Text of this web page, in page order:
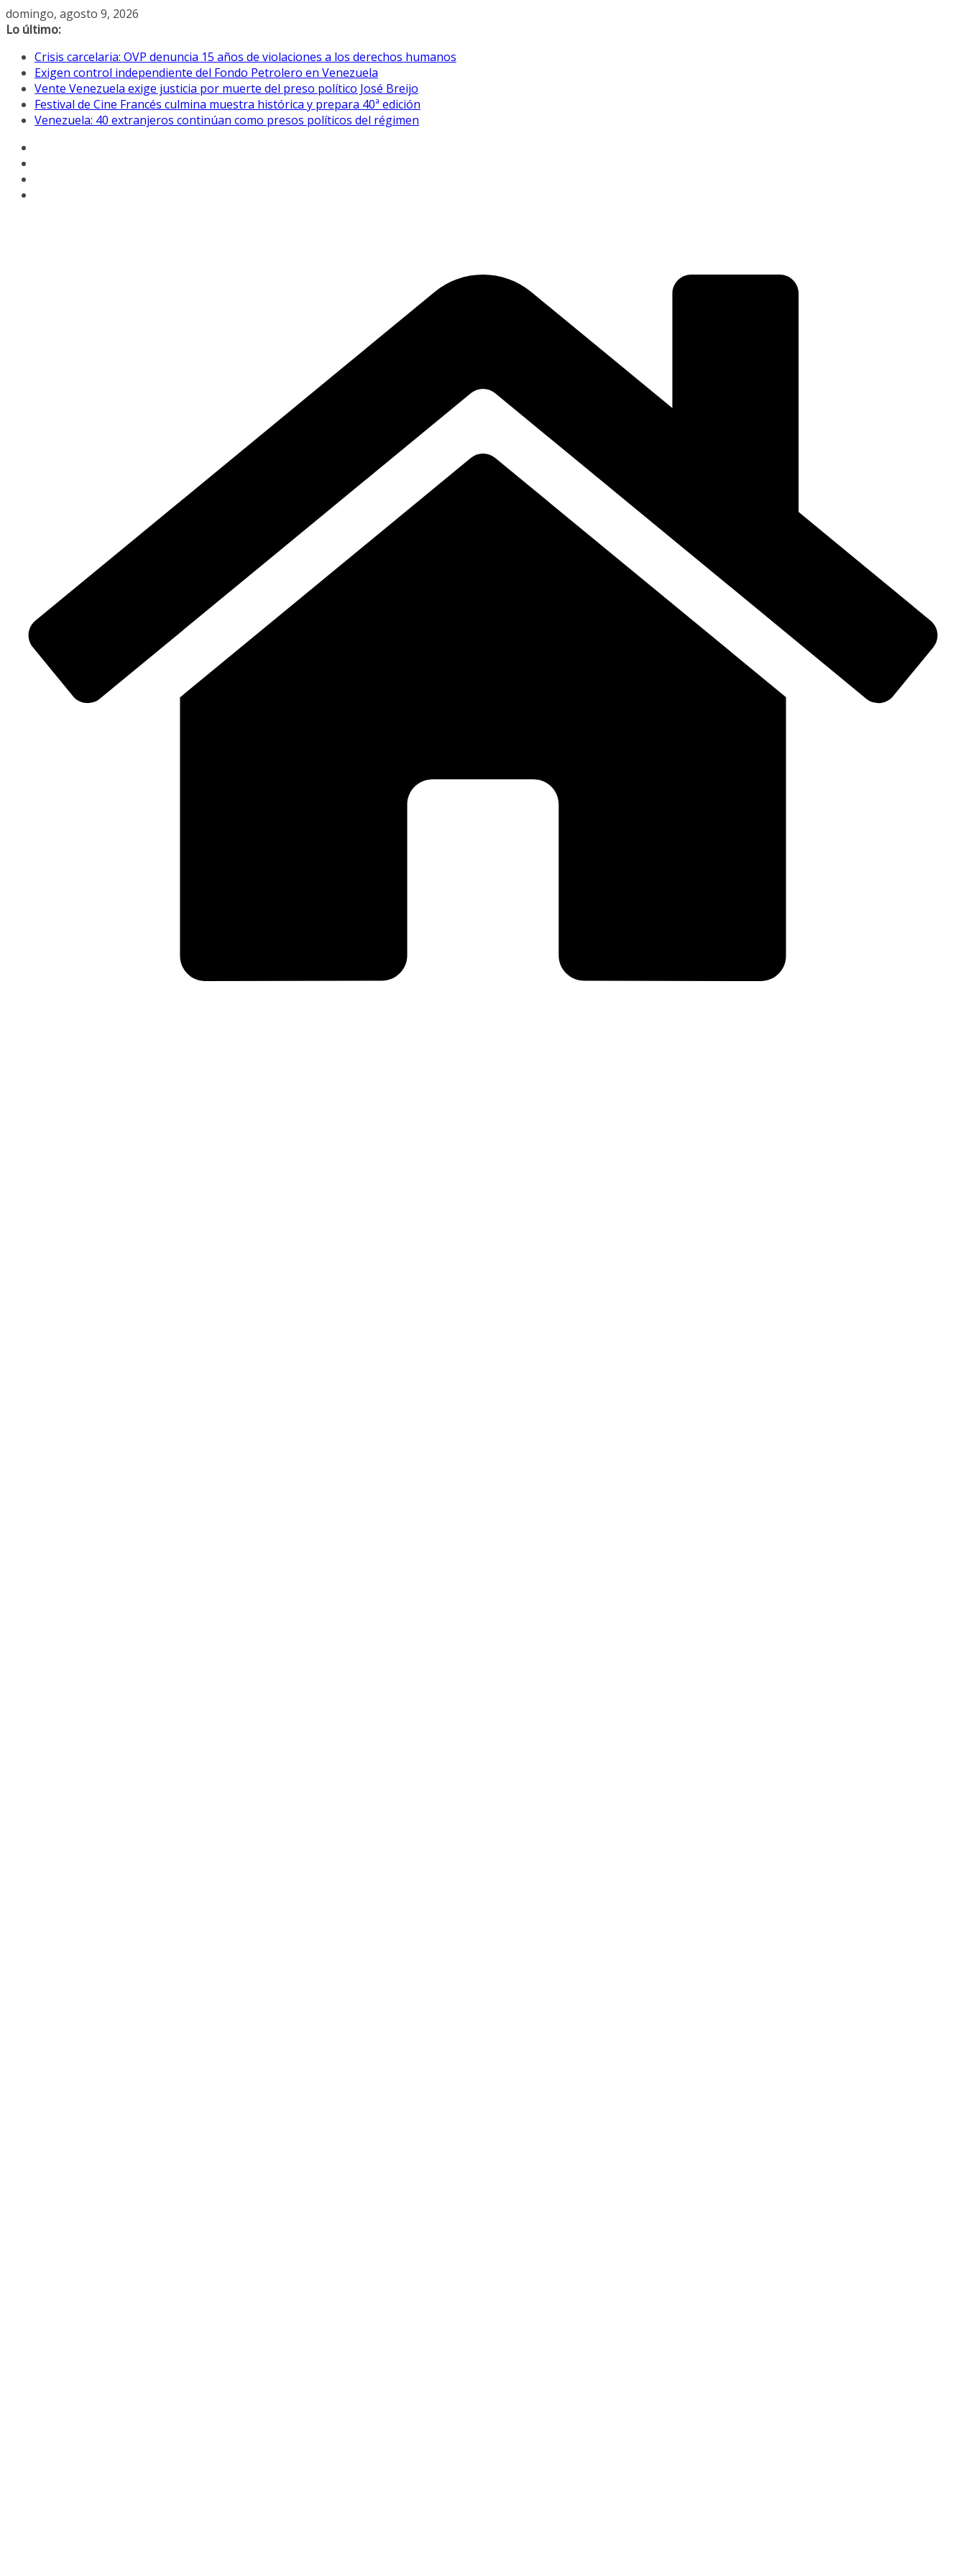
Saltar
al
domingo, agosto 9, 2026
Lo último:
Crisis carcelaria: OVP denuncia 15 años de violaciones a los derechos humanos
Exigen control independiente del Fondo Petrolero en Venezuela
Vente Venezuela exige justicia por muerte del preso político José Breijo
Festival de Cine Francés culmina muestra histórica y prepara 40ª edición
Venezuela: 40 extranjeros continúan como presos políticos del régimen